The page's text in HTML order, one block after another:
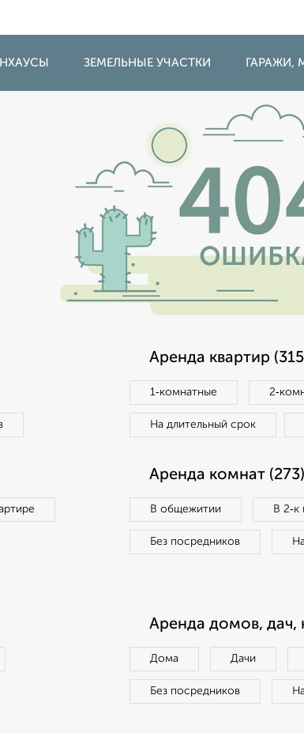
ЗЕМЕЛЬНЫЕ УЧАСТКИ ГАРАЖИ,
Аренда квартир
1‑комнатные
На длительный срок
Аренда комнат (273)
В общежитии В 2‑к
Без посредников
Аренда домов, дач,
Дома Дачи
Без посредников